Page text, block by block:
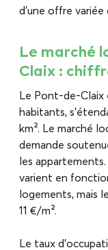
d’une offre variée
Le marché
Claix :
Le Pont-de-Claix
habitants,
km². Le marché
demande
les
varient en
logements, mais
11 €/m².
Le taux